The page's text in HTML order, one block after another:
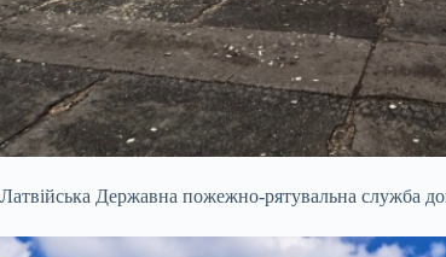
Латвійська Державна пожежно-рятувальна служба